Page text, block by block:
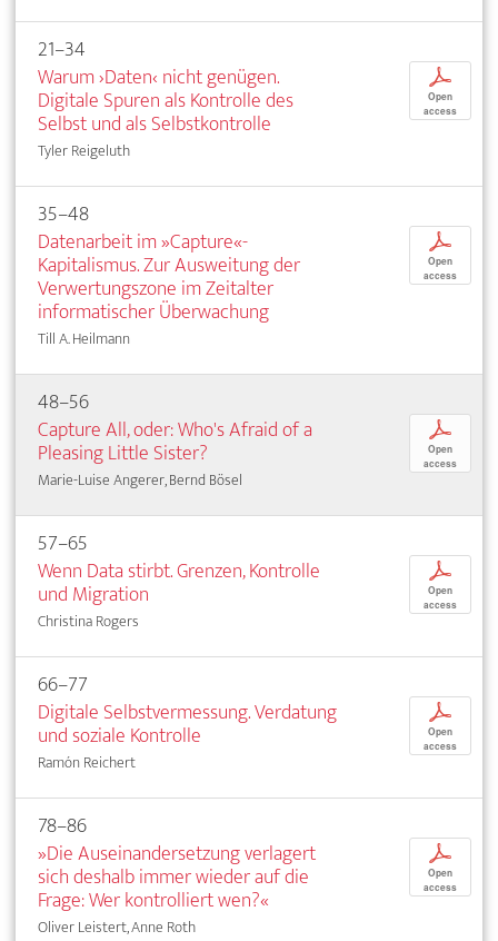
21–34
Warum ›Daten‹ nicht genügen.
Digitale Spuren als Kontrolle des
Selbst und als Selbstkontrolle
Tyler Reigeluth
p
Open
access
35–48
Datenarbeit im »Capture«-
Kapitalismus. Zur Ausweitung der
Verwertungszone im Zeitalter
informatischer Überwachung
Till A. Heilmann
p
Open
access
48–56
Capture All, oder: Who's Afraid of a
Pleasing Little Sister?
Marie-Luise Angerer, Bernd Bösel
p
Open
access
57–65
Wenn Data stirbt. Grenzen, Kontrolle
und Migration
Christina Rogers
p
Open
access
66–77
Digitale Selbstvermessung. Verdatung
und soziale Kontrolle
Ramón Reichert
p
Open
access
78–86
»Die Auseinandersetzung verlagert
sich deshalb immer wieder auf die
Frage: Wer kontrolliert wen?«
Oliver Leistert, Anne Roth
p
Open
access